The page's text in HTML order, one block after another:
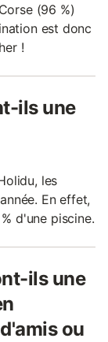
(96 %)
est donc
!
ils une
les
En effet,
d'une piscine.
ils une
ou